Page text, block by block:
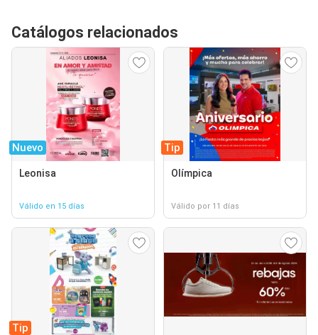
Catálogos relacionados
Nuevo
Leonisa
Válido en 15 días
Tip
Olímpica
Válido por 11 días
Tip